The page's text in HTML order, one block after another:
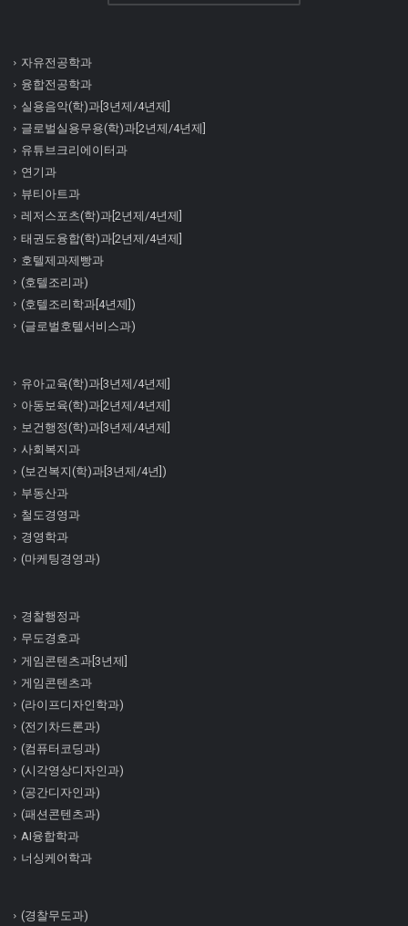
자유전공학과
융합전공학과
실용음악(학)과[3년제/4년제]
글로벌실용무용(학)과[2년제/4년제]
유튜브크리에이터과
연기과
뷰티아트과
레저스포츠(학)과[2년제/4년제]
태권도융합(학)과[2년제/4년제]
호텔제과제빵과
(호텔조리과)
(호텔조리학과[4년제])
(글로벌호텔서비스과)
유아교육(학)과[3년제/4년제]
아동보육(학)과[2년제/4년제]
보건행정(학)과[3년제/4년제]
사회복지과
(보건복지(학)과[3년제/4년])
부동산과
철도경영과
경영학과
(마케팅경영과)
경찰행정과
무도경호과
게임콘텐츠과[3년제]
게임콘텐츠과
(라이프디자인학과)
(전기차드론과)
(컴퓨터코딩과)
(시각영상디자인과)
(공간디자인과)
(패션콘텐츠과)
AI융합학과
너싱케어학과
(경찰무도과)